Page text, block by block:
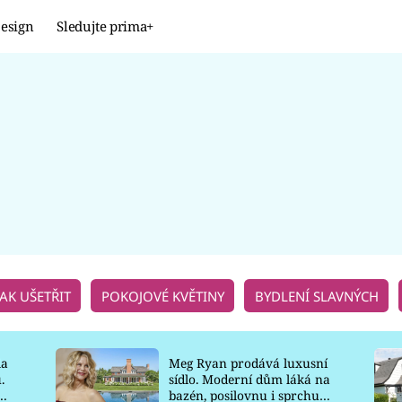
Sledujte prima+
UŠETŘIT POKOJOVÉ KVĚTINY BYDLENÍ SLAVNÝCH
Meg Ryan prodává luxusní
sídlo. Moderní dům láká na
bazén, posilovnu i sprchu